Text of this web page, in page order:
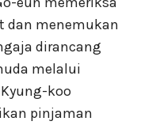
dan menemukan
dirancang
melalui
koo
pinjaman